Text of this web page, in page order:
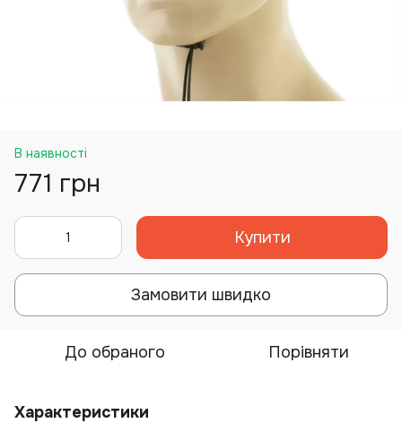
В наявності
771 грн
Купити
Замовити швидко
До обраного Порівняти
Характеристики